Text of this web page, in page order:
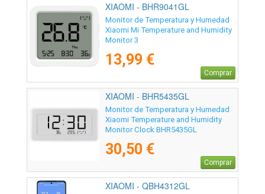
XIAOMI - BHR9041GL
Monitor de Temperatura y Humedad
Xiaomi Mi Temperature and Humidity
Monitor 3
13,99 €
Comprar
XIAOMI - BHR5435GL
Monitor de Temperatura y Humedad
Xiaomi Temperature and Humidity
Monitor Clock BHR5435GL
30,50 €
Comprar
XIAOMI - QBH4312GL